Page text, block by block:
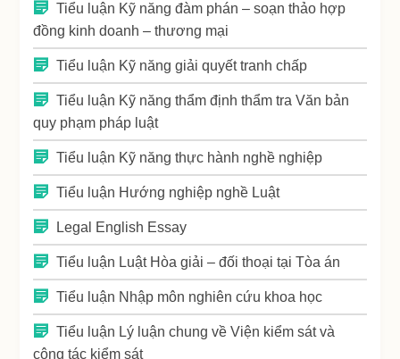
Tiểu luận Kỹ năng đàm phán – soạn thảo hợp
đồng kinh doanh – thương mại
Tiểu luận Kỹ năng giải quyết tranh chấp
Tiểu luận Kỹ năng thẩm định thẩm tra Văn bản
quy phạm pháp luật
Tiểu luận Kỹ năng thực hành nghề nghiệp
Tiểu luận Hướng nghiệp nghề Luật
Legal English Essay
Tiểu luận Luật Hòa giải – đối thoại tại Tòa án
Tiểu luận Nhập môn nghiên cứu khoa học
Tiểu luận Lý luận chung về Viện kiểm sát và
công tác kiểm sát